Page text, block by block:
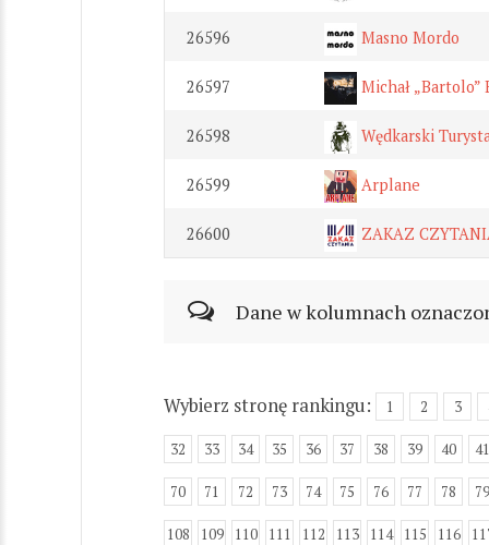
26596 Masno Mordo
26597 Michał
26598 Wędkarski
26599 Arplane
26600 ZAKAZ
Dane w kolumnach
Wybierz stronę rankingu: 1 2 3
32 33 34 35 36 37 38 39 40 41
70 71 72 73 74 75 76 77 78 79
108 109 110 111 112 113 114 115 116